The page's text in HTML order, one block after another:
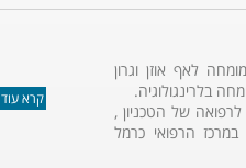
קרא עוד
לאף אוזן וגרון
בלרינגולוגיה.
של הטכניון ,
הרפואי כרמל